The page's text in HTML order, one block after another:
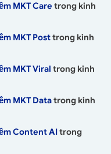
MKT Care trong kinh
MKT Posttrong kinh
MKT Viral trong kinh
MKT Datatrong kinh
Content AI trong